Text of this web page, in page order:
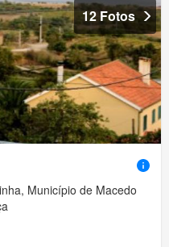
12 Fotos
Município de Macedo